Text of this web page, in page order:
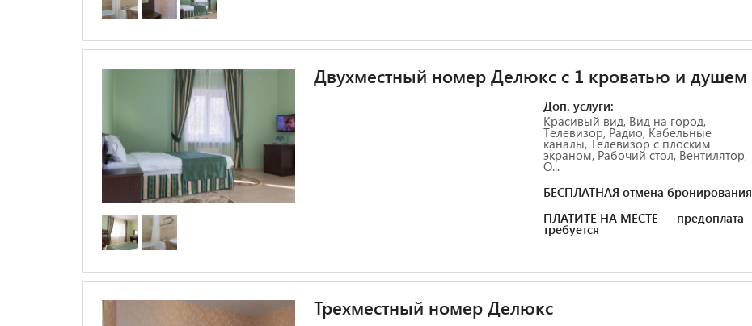
Двухместный номер Делюкс с 1 кроватью и душем
Доп. услуги:
Красивый вид, Вид на город,
Телевизор, Радио, Кабельные
каналы, Телевизор с плоским
экраном, Рабочий стол, Вентилятор,
О...
БЕСПЛАТНАЯ отмена бронирования
ПЛАТИТЕ НА МЕСТЕ — предоплата
требуется
Трехместный номер Делюкс